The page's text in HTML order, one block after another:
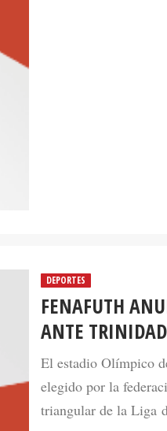
DEPORTES
FENAFUTH
ANTE
El estadio Olímpico
elegido por la
triangular de la Liga